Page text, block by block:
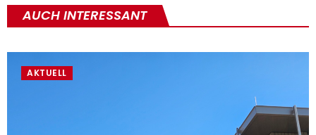
AUCH INTERESSANT
AKTUELL